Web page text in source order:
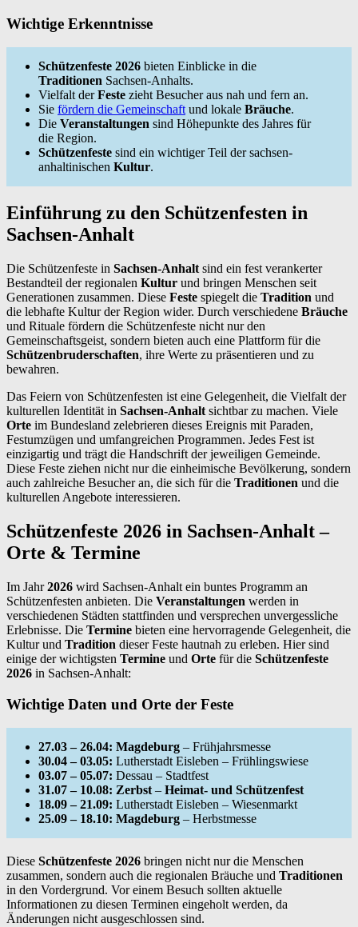
Wichtige Erkenntnisse
Schützenfeste 2026 bieten Einblicke in die
Traditionen Sachsen-Anhalts.
Vielfalt derFeste zieht Besucher aus nah und fern an.
Sie fördern die Gemeinschaft und lokale Bräuche.
Die Veranstaltungen sind Höhepunkte des Jahres für
die Region.
Schützenfeste sind ein wichtiger Teil der sachsen-
anhaltinischen Kultur.
Einführung zu den Schützenfesten in
Sachsen-Anhalt
Die Schützenfeste in Sachsen-Anhalt sind ein fest verankerter
Bestandteil der regionalen Kultur und bringen Menschen seit
Generationen zusammen. Diese Feste spiegelt die Tradition und
die lebhafte Kultur der Region wider. Durch verschiedene Bräuche
und Rituale fördern die Schützenfeste nicht nur den
Gemeinschaftsgeist, sondern bieten auch eine Plattform für die
Schützenbruderschaften, ihre Werte zu präsentieren und zu
bewahren.
Das Feiern von Schützenfesten ist eine Gelegenheit, die Vielfalt der
kulturellen Identität in Sachsen-Anhalt sichtbar zu machen. Viele
Orte im Bundesland zelebrieren dieses Ereignis mit Paraden,
Festumzügen und umfangreichen Programmen. Jedes Fest ist
einzigartig und trägt die Handschrift der jeweiligen Gemeinde.
Diese Feste ziehen nicht nur die einheimische Bevölkerung, sondern
auch zahlreiche Besucher an, die sich für die Traditionen und die
kulturellen Angebote interessieren.
Schützenfeste 2026 in Sachsen-Anhalt –
Orte & Termine
Im Jahr2026 wird Sachsen-Anhalt ein buntes Programm an
Schützenfesten anbieten. Die Veranstaltungen werden in
verschiedenen Städten stattfinden und versprechen unvergessliche
Erlebnisse. Die Termine bieten eine hervorragende Gelegenheit, die
Kultur und Tradition dieser Feste hautnah zu erleben. Hier sind
einige der wichtigsten Termine und Orte für die Schützenfeste
2026 in Sachsen-Anhalt:
Wichtige Daten und Orte der Feste
27.03 – 26.04: Magdeburg – Frühjahrsmesse
30.04 – 03.05: Lutherstadt Eisleben – Frühlingswiese
03.07 – 05.07: Dessau – Stadtfest
31.07 – 10.08: Zerbst– Heimat- und Schützenfest
18.09 – 21.09: Lutherstadt Eisleben – Wiesenmarkt
25.09 – 18.10: Magdeburg – Herbstmesse
Diese Schützenfeste 2026 bringen nicht nur die Menschen
zusammen, sondern auch die regionalen Bräuche und Traditionen
in den Vordergrund. Vor einem Besuch sollten aktuelle
Informationen zu diesen Terminen eingeholt werden, da
Änderungen nicht ausgeschlossen sind.